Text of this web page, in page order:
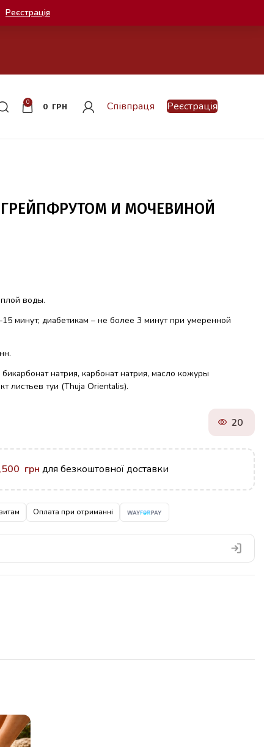
0
0 ГРН Співпраця Реєстрація
И МОЧЕВИНОЙ
воды.
минут; диабетикам – не более 3 минут при умеренной
натрия, карбонат натрия, масло кожуры
листьев туи (Thuja Orientalis).
20
грн для безкоштовної доставки
Оплата при отриманні
Реєстрація